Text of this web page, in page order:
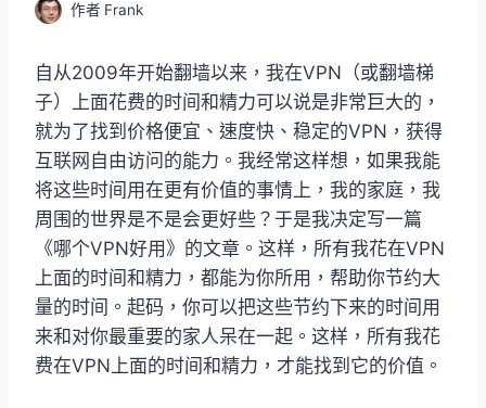
作者 Frank
自从2009年开始翻墙以来，我在VPN（或翻墙梯
子）上面花费的时间和精力可以说是非常巨大的，
就为了找到价格便宜、速度快、稳定的VPN，获得
互联网自由访问的能力。我经常这样想，如果我能
将这些时间用在更有价值的事情上，我的家庭，我
周围的世界是不是会更好些？于是我决定写一篇
《哪个VPN好用》的文章。这样，所有我花在VPN
上面的时间和精力，都能为你所用，帮助你节约大
量的时间。起码，你可以把这些节约下来的时间用
来和对你最重要的家人呆在一起。这样，所有我花
费在VPN上面的时间和精力，才能找到它的价值。